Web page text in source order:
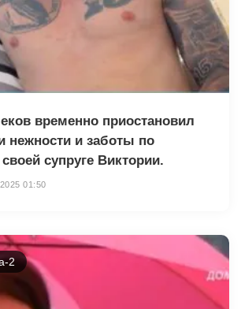
временно приостановил
нежности и заботы по
супруге Виктории.
01:50
2